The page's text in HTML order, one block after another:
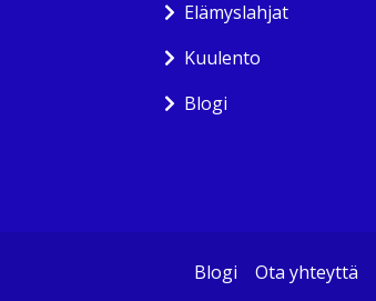
Elämyslahjat
Kuulento
Blogi
Blogi Ota yhteyttä